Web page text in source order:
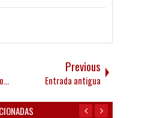
Previous
Entrada antigua